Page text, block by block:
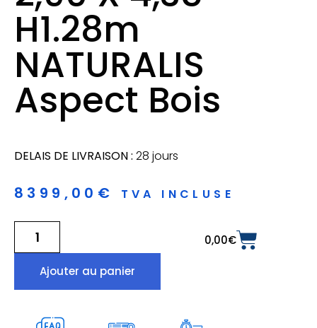
H1.28m
NATURALIS
Aspect Bois
DELAIS DE LIVRAISON : 28 jours
8399,00 € TVA INCLUSE
Ajouter au panier
0,00€